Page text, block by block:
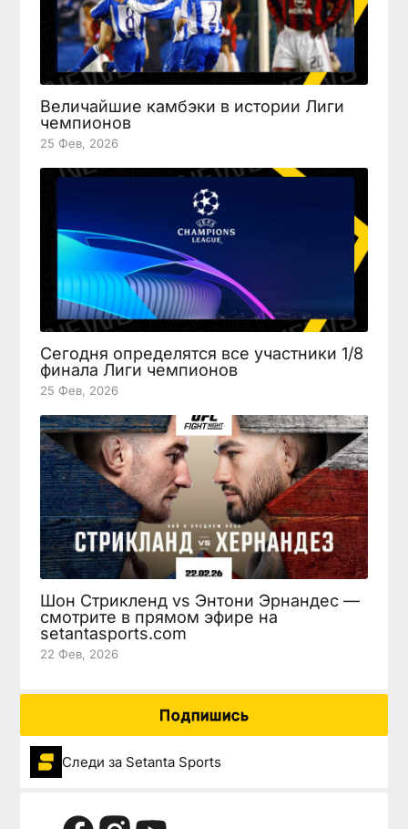
Величайшие камбэки в истории Лиги
чемпионов
25 Фев, 2026
Сегодня определятся все участники 1/8
финала Лиги чемпионов
25 Фев, 2026
Шон Стрикленд vs Энтони Эрнандес —
смотрите в прямом эфире на
setantasports.com
22 Фев, 2026
Подпишись
Следи за Setanta Sports